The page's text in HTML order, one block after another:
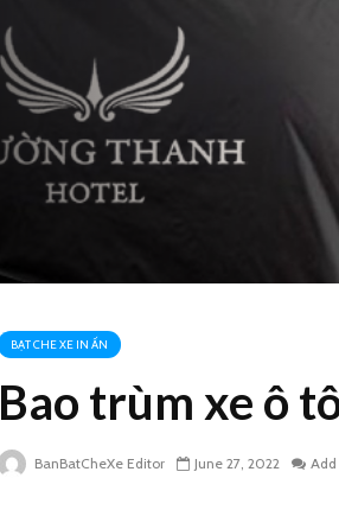
BẠT CHE XE IN ẤN
Bao trùm xe ô
BanBatCheXe Editor June 27, 2022